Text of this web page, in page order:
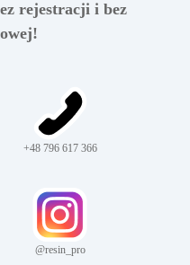
rejestracji i bez
+48 796 617 366
@resin_pro